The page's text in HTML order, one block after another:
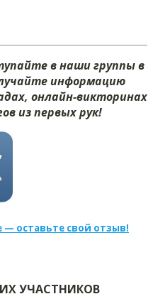
в наши группы в
информацию
онлайн-викторинах
из первых рук!
оставьте свой отзыв!
УЧАСТНИКОВ